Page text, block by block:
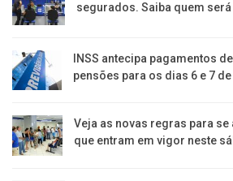
segurados. Saiba quem
INSS antecipa pagamentos
pensões para os dias 6 e 7
Veja as novas regras para se
que entram em vigor neste